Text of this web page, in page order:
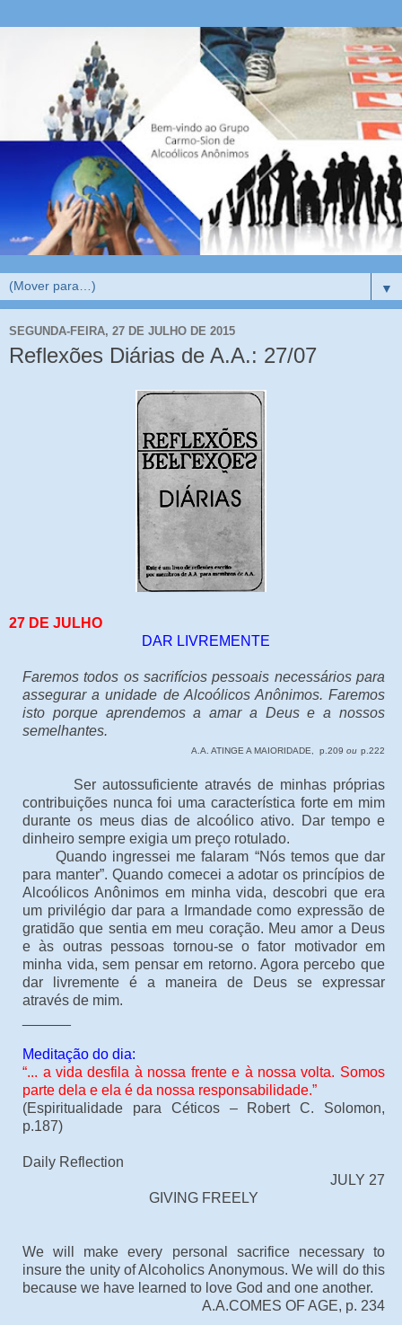
▼
SEGUNDA-FEIRA, 27 DE JULHO DE 2015
Reflexões Diárias de A.A.: 27/07
27 DE JULHO
DAR LIVREMENTE
Faremos todos os sacrifícios pessoais necessários para
assegurar a unidade de Alcoólicos Anônimos. Faremos
isto porque aprendemos a amar a Deus e a nossos
semelhantes.
A.A. ATINGE A MAIORIDADE, p.209 ou p.222
Ser autossuficiente através de minhas próprias
contribuições nunca foi uma característica forte em mim
durante os meus dias de alcoólico ativo. Dar tempo e
dinheiro sempre exigia um preço rotulado.
Quando ingressei me falaram “Nós temos que dar
para manter”. Quando comecei a adotar os princípios de
Alcoólicos Anônimos em minha vida, descobri que era
um privilégio dar para a Irmandade como expressão de
gratidão que sentia em meu coração. Meu amor a Deus
e às outras pessoas tornou-se o fator motivador em
minha vida, sem pensar em retorno. Agora percebo que
dar livremente é a maneira de Deus se expressar
através de mim.
Meditação do dia:
“... a vida desfila à nossa frente e à nossa volta. Somos
parte dela e ela é da nossa responsabilidade.”
(Espiritualidade para Céticos – Robert C. Solomon,
p.187)
Daily Reflection
JULY 27
GIVING FREELY
We will make every personal sacrifice necessary to
insure the unity of Alcoholics Anonymous. We will do this
because we have learned to love God and one another.
A.A.COMES OF AGE, p. 234